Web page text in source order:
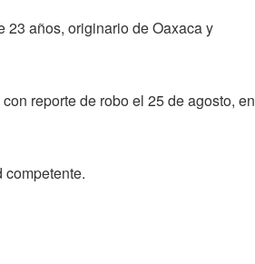
23 años, originario de Oaxaca y
reporte de robo el 25 de agosto, en